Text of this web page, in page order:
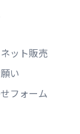
ット販売
い
フォーム